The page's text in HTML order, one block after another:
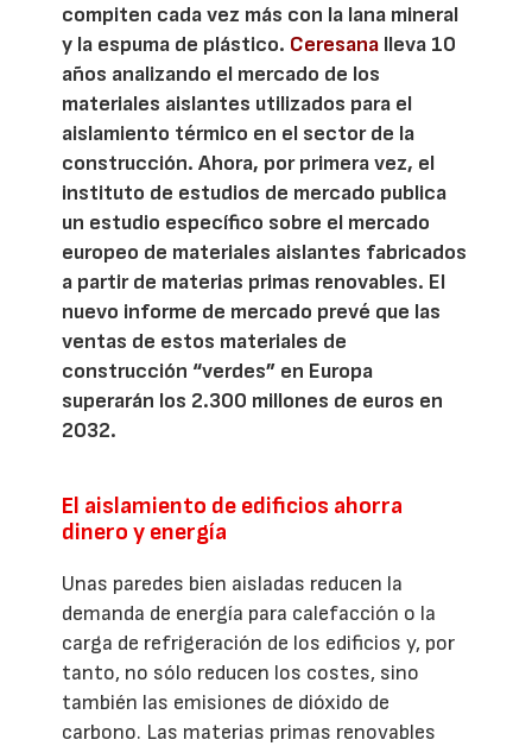
compiten cada vez más con la lana mineral
y la espuma de plástico. Ceresana lleva 10
años analizando el mercado de los
materiales aislantes utilizados para el
aislamiento térmico en el sector de la
construcción. Ahora, por primera vez, el
instituto de estudios de mercado publica
un estudio específico sobre el mercado
europeo de materiales aislantes fabricados
a partir de materias primas renovables. El
nuevo informe de mercado prevé que las
ventas de estos materiales de
construcción “verdes” en Europa
superarán los 2.300 millones de euros en
2032.
El aislamiento de edificios ahorra
dinero y energía
Unas paredes bien aisladas reducen la
demanda de energía para calefacción o la
carga de refrigeración de los edificios y, por
tanto, no sólo reducen los costes, sino
también las emisiones de dióxido de
carbono. Las materias primas renovables